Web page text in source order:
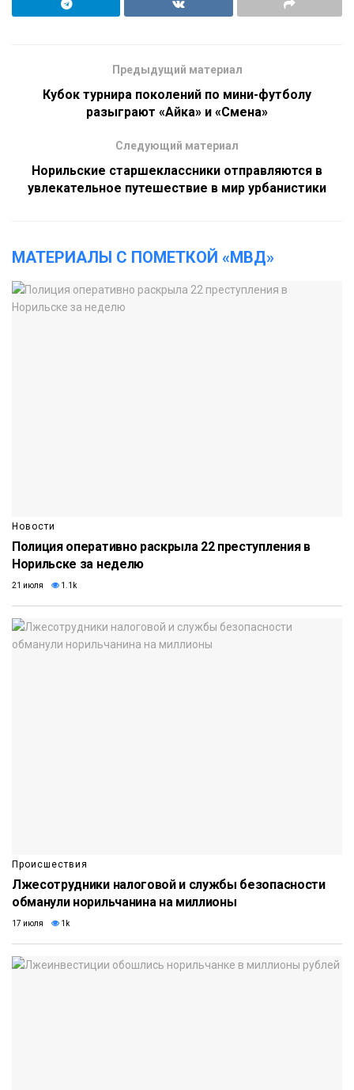
Предыдущий материал
Кубок турнира поколений по мини-футболу
разыграют «Айка» и «Смена»
Следующий материал
Норильские старшеклассники отправляются в
увлекательное путешествие в мир урбанистики
МАТЕРИАЛЫ С ПОМЕТКОЙ «МВД»
Новости
Полиция оперативно раскрыла 22 преступления в
Норильске за неделю
21 июля 1.1k
Происшествия
Лжесотрудники налоговой и службы безопасности
обманули норильчанина на миллионы
17 июля 1k